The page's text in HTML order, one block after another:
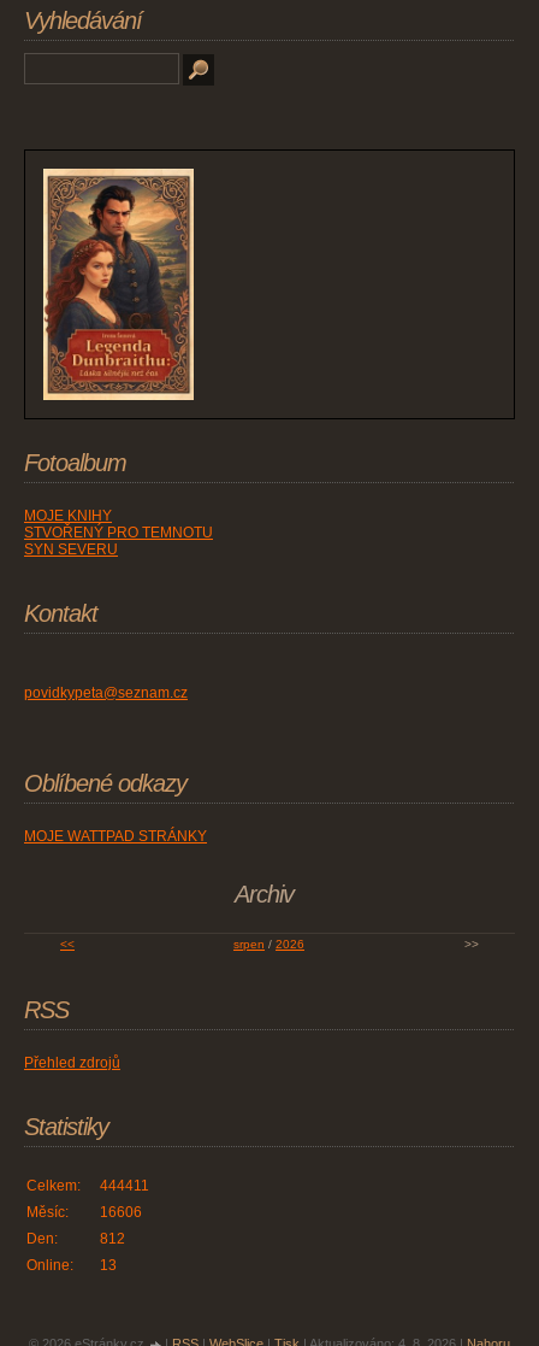
Vyhledávání
Fotoalbum
MOJE KNIHY
STVOŘENÝ PRO TEMNOTU
SYN SEVERU
Kontakt
povidkypeta@seznam.cz
Oblíbené odkazy
MOJE WATTPAD STRÁNKY
Archiv
<< srpen / 2026 >>
RSS
Přehled zdrojů
Statistiky
Online: 13
Celkem:
444411
Měsíc:
16606
Den:
812